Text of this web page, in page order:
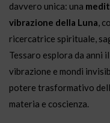
davvero unica: una medi
vibrazione della Luna,
ricercatrice spirituale,
Tessaro esplora da anni
vibrazione e mondi invisi
potere trasformativo
materia e coscienza.